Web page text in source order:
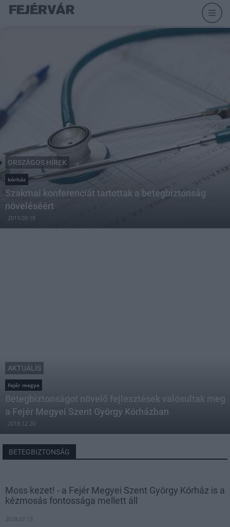
ORSZÁGOS HÍREK
kórház
Szakmai konferenciát tartottak a betegbiztonság
növeléséért
2019.09.18
AKTUÁLIS
Fejér megye
Betegbiztonságot növelő fejlesztések valósultak meg
a Fejér Megyei Szent György Kórházban
2018.12.20
BETEGBIZTONSÁG
Moss kezet! - a Fejér Megyei Szent György Kórház is a
kézmosás fontossága mellett áll
2018.07.13